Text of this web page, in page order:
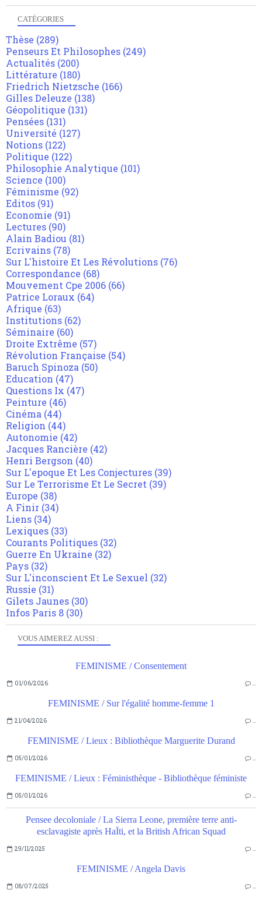
VOUS AIMEREZ AUSSI :
FEMINISME / Consentement
01/06/2026 …
FEMINISME / Sur l'égalité homme-femme 1
21/04/2026 …
FEMINISME / Lieux : Bibliothèque Marguerite Durand
05/01/2026 …
FEMINISME / Lieux : Féministhèque - Bibliothèque féministe
05/01/2026 …
Pensee decoloniale / La Sierra Leone, première terre anti-
esclavagiste après HaÏti, et la British African Squad
29/11/2025 …
FEMINISME / Angela Davis
08/07/2025 …
CATÉGORIES
Thèse (289)
Penseurs Et Philosophes (249)
Actualités (200)
Littérature (180)
Friedrich Nietzsche (166)
Gilles Deleuze (138)
Géopolitique (131)
Pensées (131)
Université (127)
Notions (122)
Politique (122)
Philosophie Analytique (101)
Science (100)
Féminisme (92)
Editos (91)
Economie (91)
Lectures (90)
Alain Badiou (81)
Ecrivains (78)
Sur L'histoire Et Les Révolutions (76)
Correspondance (68)
Mouvement Cpe 2006 (66)
Patrice Loraux (64)
Afrique (63)
Institutions (62)
Séminaire (60)
Droite Extrême (57)
Révolution Française (54)
Baruch Spinoza (50)
Education (47)
Questions Ix (47)
Peinture (46)
Cinéma (44)
Religion (44)
Autonomie (42)
Jacques Rancière (42)
Henri Bergson (40)
Sur L'epoque Et Les Conjectures (39)
Sur Le Terrorisme Et Le Secret (39)
Europe (38)
A Finir (34)
Liens (34)
Lexiques (33)
Courants Politiques (32)
Guerre En Ukraine (32)
Pays (32)
Sur L'inconscient Et Le Sexuel (32)
Russie (31)
Gilets Jaunes (30)
Infos Paris 8 (30)